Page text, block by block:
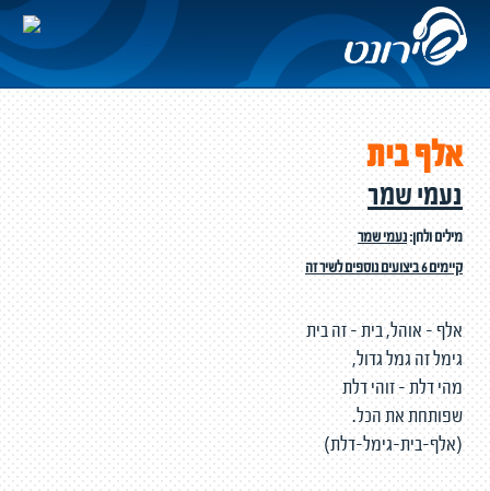
אלף בית
נעמי שמר
מילים ולחן:נעמי שמר
קיימים 6 ביצועים נוספים לשיר זה
אלף - אוהל, בית - זה בית
גימל זה גמל גדול,
מהי דלת - זוהי דלת
שפותחת את הכל.
(אלף-בית-גימל-דלת)